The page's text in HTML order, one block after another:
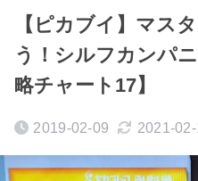
【ピカブイ】マス
う！シルフカンパ
略チャート17】
2019-02-09 2021-